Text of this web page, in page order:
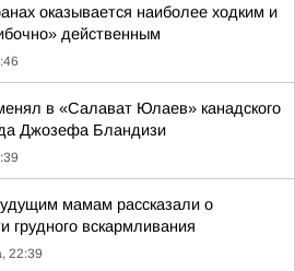
оказывается наиболее ходким и
действенным
в «Салават Юлаев» канадского
Джозефа Бландизи
мамам рассказали о
грудного вскармливания
22:39